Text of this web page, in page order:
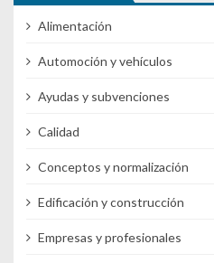
Alimentación
Automoción y vehículos
Ayudas y subvenciones
Calidad
Conceptos y normalización
Edificación y construcción
Empresas y profesionales